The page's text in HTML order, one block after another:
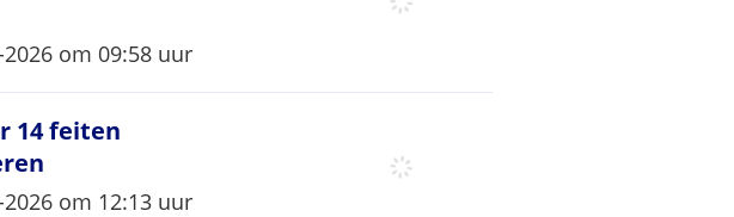
op
2026 om 09:58 uur
feiten ‘knipkaartfraude’ over heel Vlaanderen
14 feiten
op
2026 om 12:13 uur